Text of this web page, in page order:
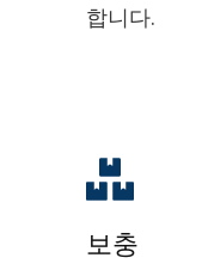
합니다.
보충